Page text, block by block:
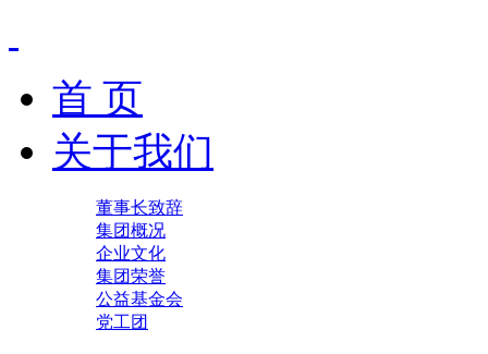
首 页
关于我们
董事长致辞
集团概况
企业文化
集团荣誉
公益基金会
党工团